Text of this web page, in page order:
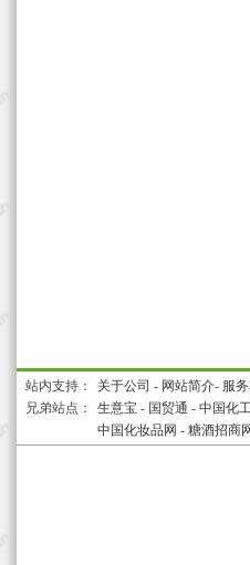
站内支持： 关于公司 - 网站简介- 服
兄弟站点：
生意宝 - 国贸通 - 中国化
中国化妆品网 - 糖酒招商